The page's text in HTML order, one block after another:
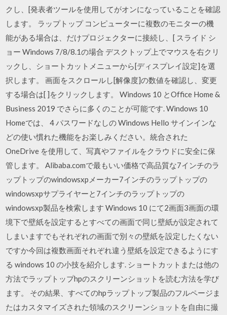
クし、[発表者ツールを使用してがオンになっていることを確認
します。 ラップトップ コンピューターに複数のモニターの機
能がある場合は、だけプロジェクターに接続し、[ スライド シ
ョー Windows 7/8/8.1の場合 デスクトップ上でマウスを右クリ
ックし、ショートカットメニューから[ディスプレイ設定]を選
択します。 画面をスクロールし[解像度]の数値を確認し、変更
する場合は[ ]をクリックします。 Windows 10 とOffice Home &
Business 2019 でさらに多くのことが可能です. Windows 10
Homeでは、 4 パスワードなしの Windows Hello サインインな
どの使い慣れた機能をお楽しみください。統合された
OneDrive を使用して、写真やファイルをクラウドに安全に保
管します。 Alibaba.comで最もいい価格で高品質な7インチのラ
ップトップのwindowsxpメーカー7インチのラップトップの
windowsxpサプライヤーと7インチのラップトップの
windowsxp製品を検索します Windows 10 にて2画面3画面の環
境下で壁紙を設定するとすべての画面で同じ壁紙が設定されて
しまいますでもそれぞれの画面で別々の壁紙を設定したくない
ですか今回は複数画面それぞれ違う壁紙を設定できるようにす
る windows 10 の小技を紹介します. ショートカットまたは他の
方法でラップトップhpのスクリーンショットを読む方法を学び
ます。 その結果、すべてのhpラップトップ製品のフルページま
たはカスタマイズされた領域のスクリーンショットを自由に撮